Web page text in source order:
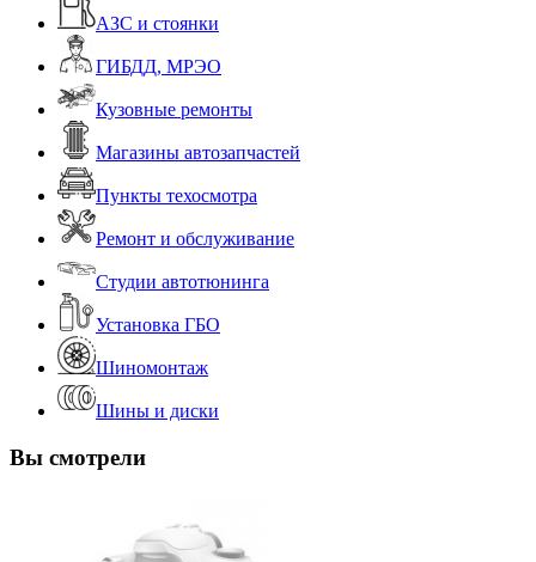
АЗС и стоянки
ГИБДД, МРЭО
Кузовные ремонты
Магазины автозапчастей
Пункты техосмотра
Ремонт и обслуживание
Студии автотюнинга
Установка ГБО
Шиномонтаж
Шины и диски
Вы смотрели